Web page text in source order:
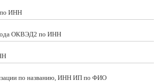
ИНН
ОКВЭД2 по ИНН
по названию, ИНН ИП по ФИО